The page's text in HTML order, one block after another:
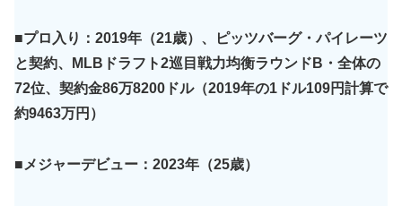
■プロ入り：2019年（21歳）、ピッツバーグ・パイレーツ
と契約、MLBドラフト2巡目戦力均衡ラウンドB・全体の
72位、契約金86万8200ドル（2019年の1ドル109円計算で
約9463万円）
■メジャーデビュー：2023年（25歳）